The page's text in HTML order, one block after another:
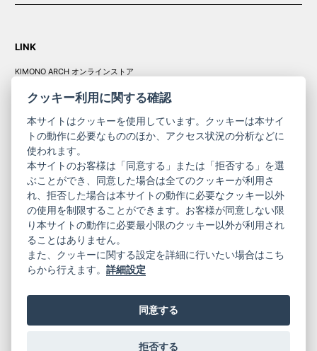
LINK
KIMONO ARCH オンラインストア
コーポレート
サイト
きものやまと振
袖
サイト
ニュースレター
ご利用案内
お問い合わせ
プライバシーポリシー
特定商取引法に基づく表記
ご利用規約
© 2019 YAMATO CO, LTD.
クッキー利用に関する確認
本サイトはクッキーを使用しています。クッキーは本サイ
トの動作に必要なもののほか、アクセス状況の分析などに
使われます。
本サイトのお客様は「同意する」または「拒否する」を選
ぶことができ、同意した場合は全てのクッキーが利用さ
れ、拒否した場合は本サイトの動作に必要なクッキー以外
の使用を制限することができます。お客様が同意しない限
り本サイトの動作に必要最小限のクッキー以外が利用され
ることはありません。
また、クッキーに関する設定を詳細に行いたい場合はこち
らから行えます。詳細設定
同意する
拒否する